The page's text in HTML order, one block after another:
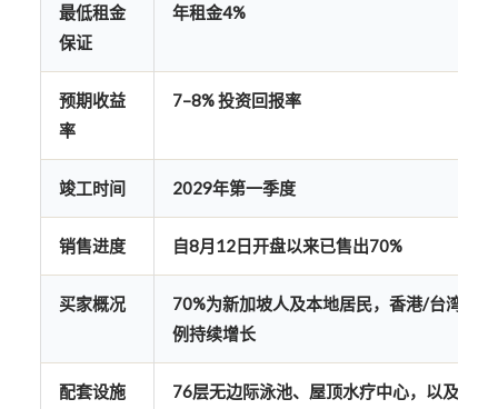
最低租金
保证
年租金4%
预期收益
率
7–8% 投资回报率
竣工时间 2029年第一季度
销售进度 自8月12日开盘以来已售出70%
买家概况
70%为新加坡人及本地居民，香港/台湾/日
例持续增长
配套设施
76层无边际泳池、屋顶水疗中心，以及10